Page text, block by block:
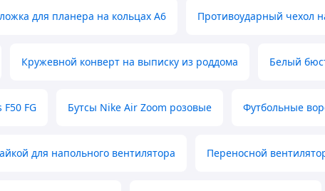
для планера на кольцах А6 Противоударный чехол
Кружевной конверт на выписку из роддома Белый
FG Бутсы Nike Air Zoom розовые Футбольные
для напольного вентилятора Переносной